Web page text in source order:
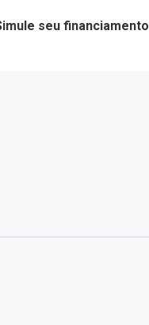
seu financiamento